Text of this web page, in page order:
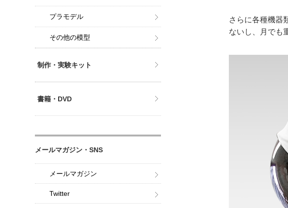
さらに各種機器
ないし、月でも
プラモデル
その他の模型
制作・実験キット
書籍・DVD
メールマガジン・SNS
メールマガジン
Twitter